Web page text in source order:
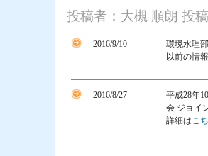
投稿者： 大槻 順朗 投
2016/9/10
環境水理
以前の情
2016/8/27
平成28年
会 ジョイ
詳細はこ